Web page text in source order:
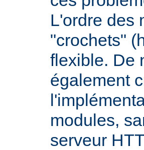
L'ordre des
"crochets"
flexible. De
également
modules,
serveur